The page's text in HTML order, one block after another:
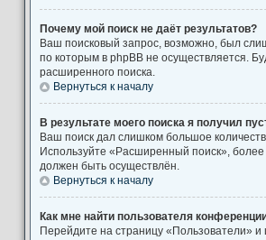
Почему мой поиск не даёт результатов?
Ваш поисковый запрос, возможно, был
по которым в phpBB не осуществляется.
расширенного поиска.
Вернуться к началу
В результате моего поиска я получил
Ваш поиск дал слишком большое
Используйте «Расширенный поиск»,
должен быть осуществлён.
Вернуться к началу
Как мне найти пользователя
Перейдите на страницу «Пользователи»